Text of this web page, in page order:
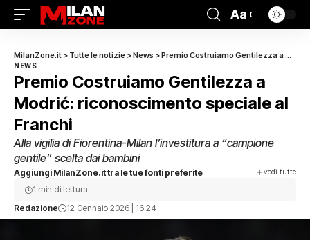
Aa
MilanZone.it > Tutte le notizie >News >Premio Costruiamo Gentilezza a Modrić: riconoscimento speciale al Franchi
NEWS
Premio Costruiamo Gentilezza a
Modrić: riconoscimento speciale al
Franchi
Alla vigilia di Fiorentina-Milan l’investitura a “campione
gentile” scelta dai bambini
Aggiungi MilanZone.it tra le tue fonti preferite vedi tutte
Redazione 12 Gennaio 2026 | 16:24
1 min di lettura